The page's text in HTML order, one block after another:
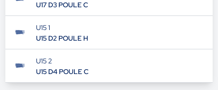
U17 D3 POULE C
U15 1
U15 D2 POULE H
U15 2
U15 D4 POULE C